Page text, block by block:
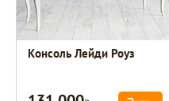
Консоль Лейди Роуз